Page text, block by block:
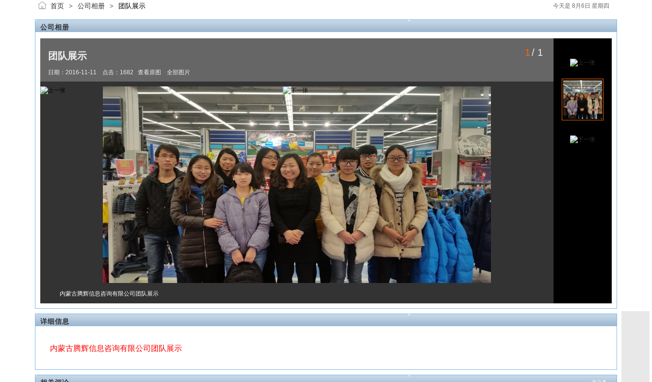
今天是 8月6日 星期四
首页 > 公司相册 > 团队展示
公司相册
1/ 1
团队展示
日期：2016-11-11 点击： 1682 查看原图 全部图片
内蒙古腾辉信息咨询有限公司团队展示
详细信息
内蒙古腾辉信息咨询有限公司团队展示